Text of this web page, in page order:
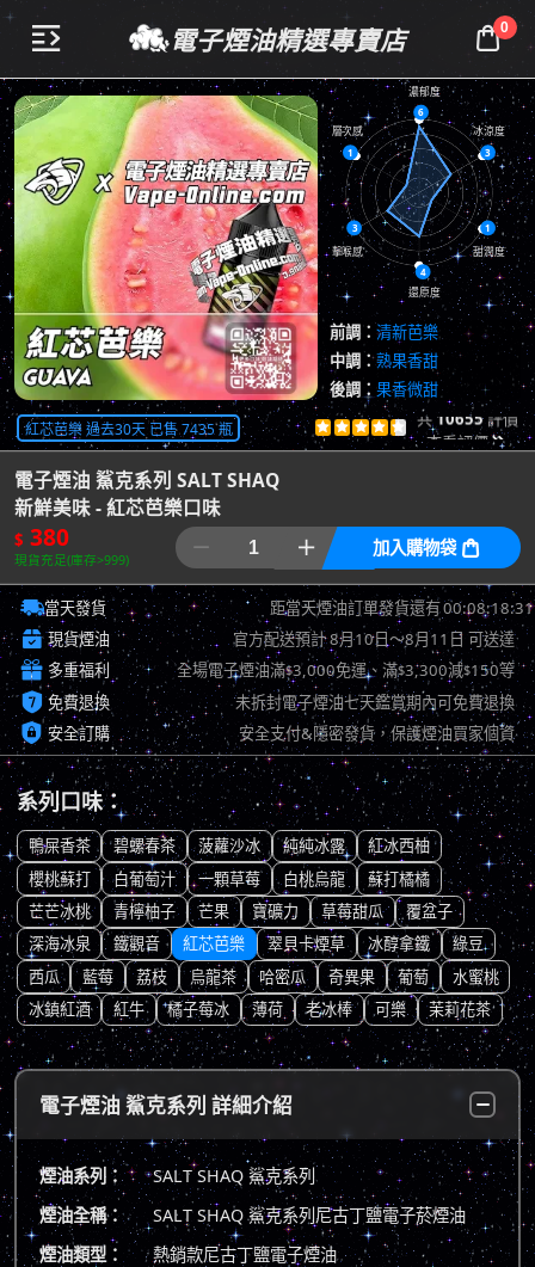
 電子煙油精選專賣店 0
6
3
1
4
3
1
濃郁度
冰涼度
甜潤度
還原度
擊喉感
層次感
前調： 清新芭樂
中調：熟果香甜
後調： 果香微甜
紅芯芭樂 過去30天 已售 7435 瓶      共10655 評價
查看評價
電子煙油 鯊克系列 SALT SHAQ
新鮮美味 - 紅芯芭樂口味
$ 380
現貨充足(庫存>999)
  加入購物袋 
當天發貨 距當天煙油訂單發貨還有00:08:17:57
 現貨煙油 官方配送預計8月10日～8月11日 可送達
 多重福利 全場電子煙油滿$3,000免運、滿$3,300減$150等
 免費退換 未拆封電子煙油七天鑑賞期內可免費退換
 安全訂購 安全支付&隱密發貨，保護煙油買家個資
系列口味：
鴨屎香茶 碧螺春茶 菠蘿沙冰 純純冰露
紅冰西柚
櫻桃蘇打
白葡萄汁 一顆草莓 白桃烏龍
蘇打橘橘
芒芒冰桃
青檸柚子 芒果 寶礦力 草莓甜瓜
覆盆子
深海冰泉
鐵觀音 紅芯芭樂 翠貝卡煙草 冰醇拿鐵
綠豆
西瓜
藍莓 荔枝 烏龍茶 哈密瓜 奇異果 葡萄
水蜜桃
冰鎮紅酒
紅牛 橘子莓冰 薄荷 老冰棒 可樂 茉莉花茶
電子煙油 鯊克系列 詳細介紹
煙油系列：
SALT SHAQ 鯊克系列
煙油全稱：
SALT SHAQ 鯊克系列尼古丁鹽電子菸煙油
煙油類型：
熱銷款尼古丁鹽電子煙油